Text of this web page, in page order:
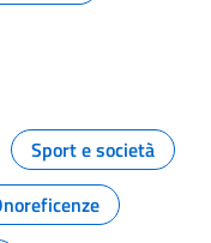
Sport e società